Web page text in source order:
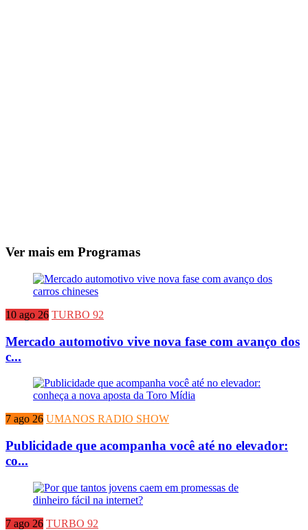
Ver mais em Programas
10 ago 26 TURBO 92
Mercado automotivo vive nova fase com avanço dos
c...
7 ago 26 UMANOS RADIO SHOW
Publicidade que acompanha você até no elevador:
co...
7 ago 26 TURBO 92